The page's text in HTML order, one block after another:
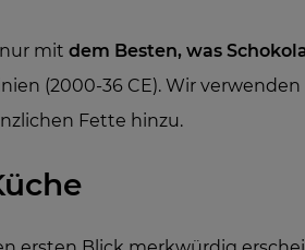
nur mitdem Besten, was
(2000-36 CE). Wir
Fette hinzu.